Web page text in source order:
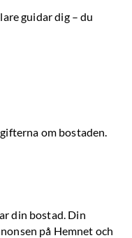
guidar dig – du
om bostaden.
din bostad. Din
på Hemnet och